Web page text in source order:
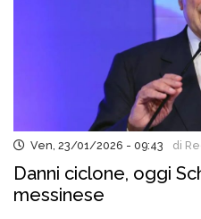
Ven, 23/01/2026 - 09:43 di
Danni ciclone, oggi
messinese